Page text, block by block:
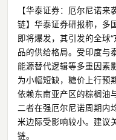
【华泰证券：厄尔尼诺
链】华泰证券研报称，多
即将爆发，其引发的全球
品的供给格局。受印度与
能源替代逻辑等多重因素
为小幅短缺，糖价上行预
依赖东南亚产区的棕榈油
二者在强厄尔尼诺周期内
米边际受影响较小。建议
链。